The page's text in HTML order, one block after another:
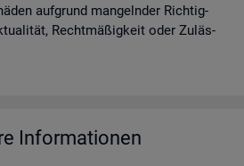
auf­grund man­geln­der Rich­tig­
Recht­mä­ßig­keit oder Zu­läs­
Informationen